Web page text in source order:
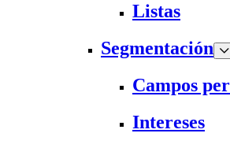
Listas
Segmentación
Campos
Intereses